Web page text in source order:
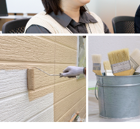
工事保険
ご近所トラブルに
賠償保険
雨漏り修繕
防水工事